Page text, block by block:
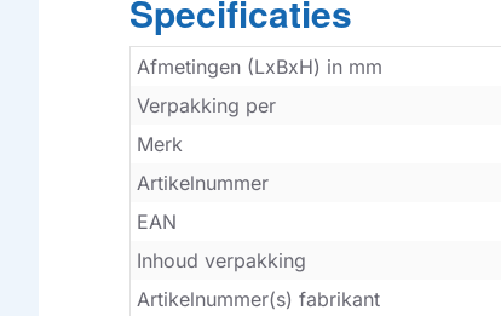
Specificaties
Afmetingen (LxBxH) in mm
Verpakking per
Merk
Artikelnummer
EAN
Inhoud verpakking
Artikelnummer(s) fabrikant